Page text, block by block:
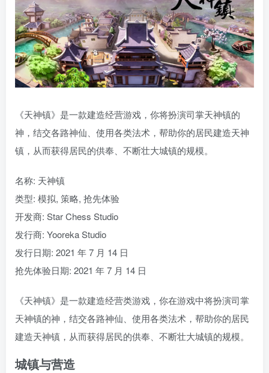
《天神镇》是一款建造经营游戏，你将扮演司掌天神镇的
神，结交各路神仙、使用各类法术，帮助你的居民建造天神
镇，从而获得居民的供奉、不断壮大城镇的规模。
名称: 天神镇
类型: 模拟, 策略, 抢先体验
开发商: Star Chess Studio
发行商: Yooreka Studio
发行日期: 2021 年 7 月 14 日
抢先体验日期: 2021 年 7 月 14 日
《天神镇》是一款建造经营类游戏，你在游戏中将扮演司掌
天神镇的神，结交各路神仙、使用各类法术，帮助你的居民
建造天神镇，从而获得居民的供奉、不断壮大城镇的规模。
城镇与营造